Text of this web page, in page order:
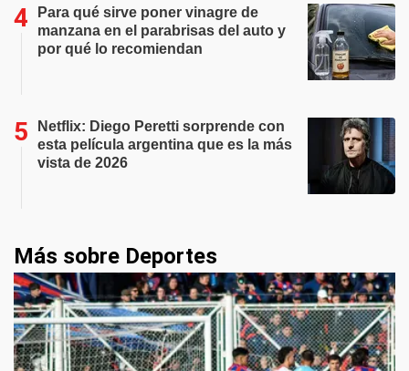
Para qué sirve poner vinagre de
manzana en el parabrisas del auto y
por qué lo recomiendan
Netflix: Diego Peretti sorprende con
esta película argentina que es la más
vista de 2026
Más sobre Deportes